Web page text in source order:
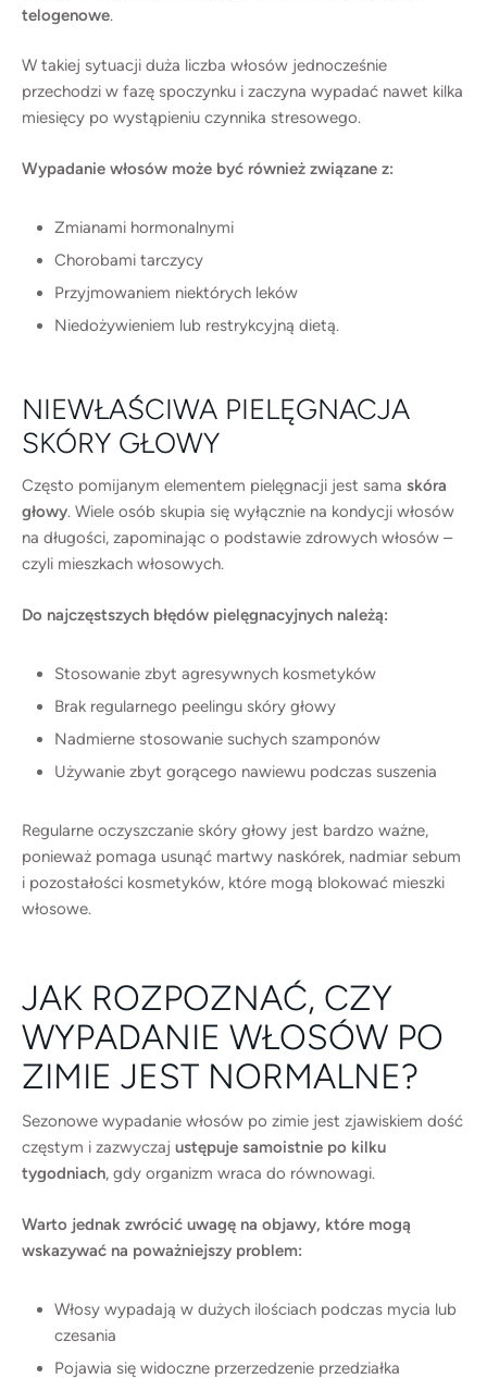
telogenowe.
W takiej sytuacji duża liczba włosów jednocześnie
przechodzi w fazę spoczynku i zaczyna wypadać nawet kilka
miesięcy po wystąpieniu czynnika stresowego.
Wypadanie włosów może być również związane z:
Zmianami hormonalnymi
Chorobami tarczycy
Przyjmowaniem niektórych leków
Niedożywieniem lub restrykcyjną dietą.
NIEWŁAŚCIWA PIELĘGNACJA
SKÓRY GŁOWY
Często pomijanym elementem pielęgnacji jest sama skóra
głowy. Wiele osób skupia się wyłącznie na kondycji włosów
na długości, zapominając o podstawie zdrowych włosów –
czyli mieszkach włosowych.
Do najczęstszych błędów pielęgnacyjnych należą:
Stosowanie zbyt agresywnych kosmetyków
Brak regularnego peelingu skóry głowy
Nadmierne stosowanie suchych szamponów
Używanie zbyt gorącego nawiewu podczas suszenia
Regularne oczyszczanie skóry głowy jest bardzo ważne,
ponieważ pomaga usunąć martwy naskórek, nadmiar sebum
i pozostałości kosmetyków, które mogą blokować mieszki
włosowe.
JAK ROZPOZNAĆ, CZY
WYPADANIE WŁOSÓW PO
ZIMIE JEST NORMALNE?
Sezonowe wypadanie włosów po zimie jest zjawiskiem dość
częstym i zazwyczaj ustępuje samoistnie po kilku
tygodniach, gdy organizm wraca do równowagi.
Warto jednak zwrócić uwagę na objawy, które mogą
wskazywać na poważniejszy problem:
Włosy wypadają w dużych ilościach podczas mycia lub
czesania
Pojawia się widoczne przerzedzenie przedziałka